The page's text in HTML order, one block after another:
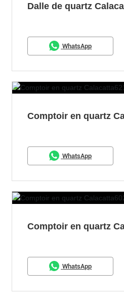
Dalle de quartz
WhatsApp
Comptoir en quartz
WhatsApp
Comptoir en quartz
WhatsApp